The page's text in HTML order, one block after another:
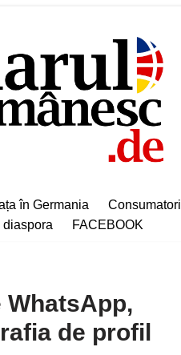
în Germania Consumatori
diaspora FACEBOOK
de profil